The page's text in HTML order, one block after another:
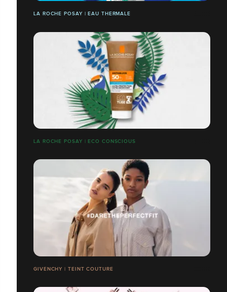
LA ROCHE POSAY | EAU THERMALE
LA ROCHE POSAY | ECO CONSCIOUS
GIVENCHY | TEINT COUTURE